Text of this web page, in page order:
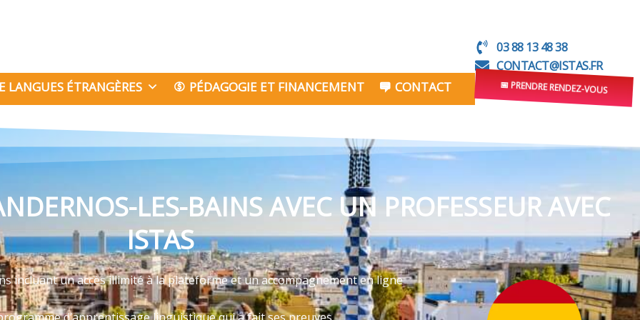
LANGUES ÉTRANGÈRES PÉDAGOGIE ET FINANCEMENT CONTACT
03 88 13 48 38
CONTACT@ISTAS.FR
📅 PRENDRE RENDEZ-VOUS
LES-BAINS AVEC UN PROFESSEUR AVEC
ISTAS
incluant un accès illimité à la plateforme et un accompagnement en ligne